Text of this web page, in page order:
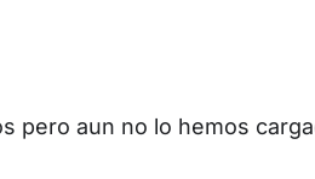
pero aun no lo hemos